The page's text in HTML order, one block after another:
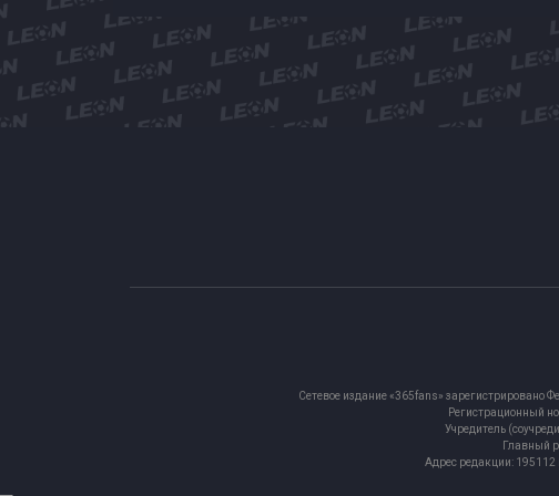
Сетевое издание «365fans» зарегистрировано
Регистрационный
Учредитель
Главный
Адрес редакции: 195112